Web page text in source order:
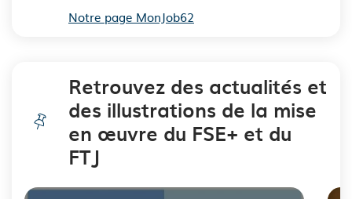
Notre page MonJob62
Retrouvez des actualités et
des illustrations de la mise
en œuvre du FSE+ et du
FTJ